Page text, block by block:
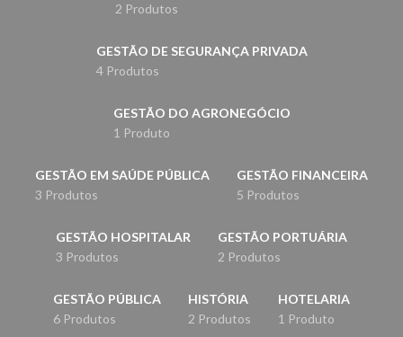
2 Produtos
GESTÃO DE SEGURANÇA PRIVADA
4 Produtos
GESTÃO DO AGRONEGÓCIO
1 Produto
GESTÃO EM SAÚDE PÚBLICA
3 Produtos
GESTÃO FINANCEIRA
5 Produtos
GESTÃO HOSPITALAR
3 Produtos
GESTÃO PORTUÁRIA
2 Produtos
GESTÃO PÚBLICA
6 Produtos
HISTÓRIA
2 Produtos
HOTELARIA
1 Produto